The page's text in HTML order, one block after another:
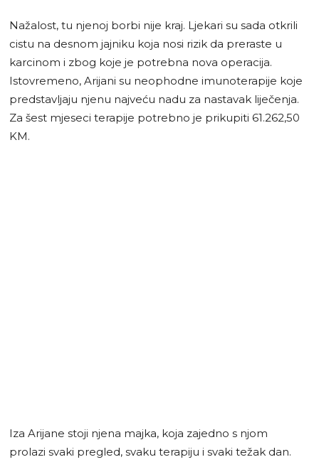
Nažalost, tu njenoj borbi nije kraj. Ljekari su sada otkrili
cistu na desnom jajniku koja nosi rizik da preraste u
karcinom i zbog koje je potrebna nova operacija.
Istovremeno, Arijani su neophodne imunoterapije koje
predstavljaju njenu najveću nadu za nastavak liječenja.
Za šest mjeseci terapije potrebno je prikupiti 61.262,50
KM.
Iza Arijane stoji njena majka, koja zajedno s njom
prolazi svaki pregled, svaku terapiju i svaki težak dan.